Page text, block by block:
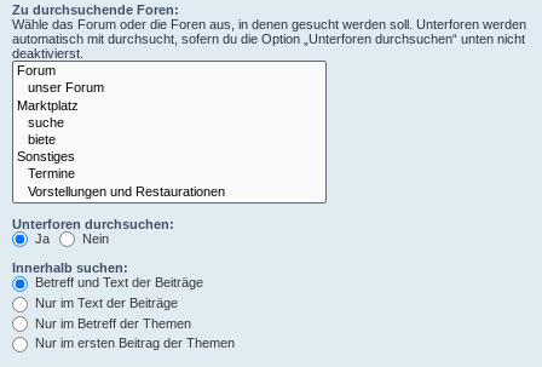
Zu durchsuchende Foren:
Wähle das Forum oder die Foren aus, in denen gesucht werden soll. Unterforen werden
automatisch mit durchsucht, sofern du die Option „Unterforen durchsuchen“ unten nicht
deaktivierst.
Unterforen durchsuchen:
Ja
Nein
Innerhalb suchen:
Betreff und Text der Beiträge
Nur im Text der Beiträge
Nur im Betreff der Themen
Nur im ersten Beitrag der Themen